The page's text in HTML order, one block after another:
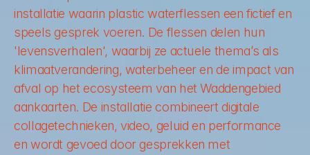
installatie waarin plastic waterflessen een fictief en
speels gesprek voeren. De flessen delen hun
'levensverhalen', waarbij ze actuele thema’s als
klimaatverandering, waterbeheer en de impact van
afval op het ecosysteem van het Waddengebied
aankaarten. De installatie combineert digitale
collagetechnieken, video, geluid en performance
en wordt gevoed door gesprekken met